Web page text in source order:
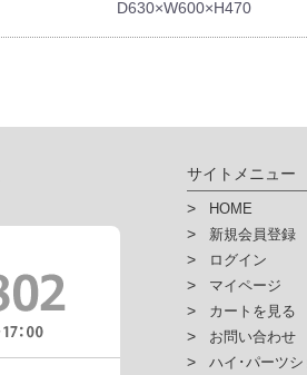
D630×W600×H470
サイトメニュー
HOME
新規会員登録
ログイン
マイページ
カートを見る
お問い合わせ
ハイ･パーツ